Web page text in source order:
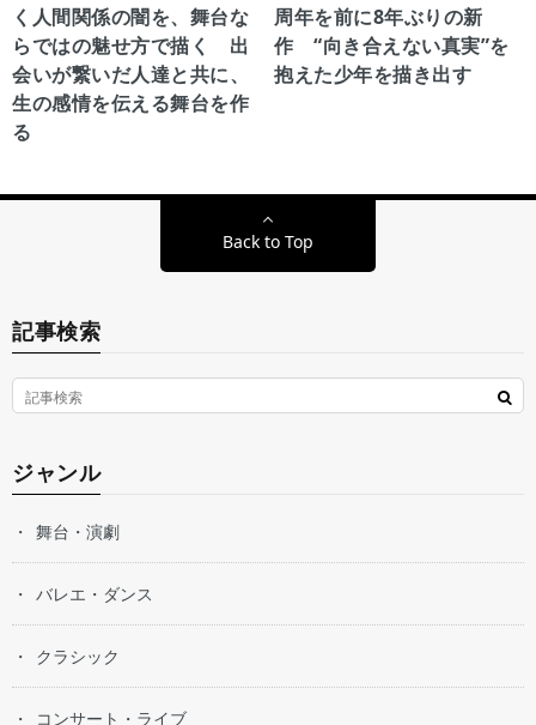
く人間関係の闇を、舞台な
らではの魅せ方で描く 出
会いが繋いだ人達と共に、
生の感情を伝える舞台を作
る
周年を前に8年ぶりの新
作 “向き合えない真実”を
抱えた少年を描き出す
Back to Top
記事検索
ジャンル
舞台・演劇
バレエ・ダンス
クラシック
コンサート・ライブ